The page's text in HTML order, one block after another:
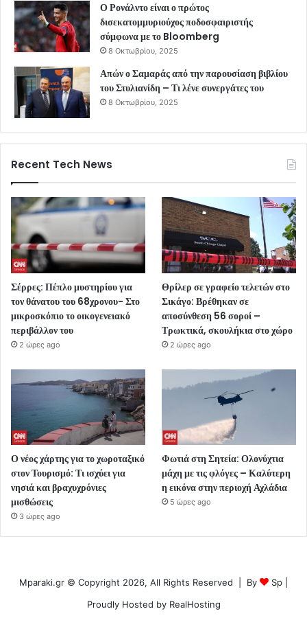
Ο Ρονάλντο είναι ο πρώτος
δισεκατομμυριούχος ποδοσφαιριστής
σύμφωνα με το Bloomberg
8 Οκτωβρίου, 2025
Απών ο Σαμαράς από την παρουσίαση βιβλίου
του Στυλιανίδη – Τι λένε συνεργάτες του
8 Οκτωβρίου, 2025
Recent Tech News
Σέρρες: Πέπλο μυστηρίου για
τον θάνατου του 68χρονου- Στο
μικροσκόπιο το οικογενειακό
περιβάλλον του
2 ώρες ago
Θρίλερ σε γραφείο τελετών στο
Σικάγο: Βρέθηκαν σε
αποσύνθεση 56 σοροί –
Τρωκτικά, σκουλήκια στο χώρο
2 ώρες ago
Ο νέος χάρτης για το χωροταξικό
στον Τουρισμό: Τι ισχύει για
νησιά και βραχυχρόνιες
μισθώσεις
3 ώρες ago
Φωτιά στη Σητεία: Ολονύχτια
μάχη με τις φλόγες – Καλύτερη
η εικόνα στην περιοχή Αχλάδια
5 ώρες ago
Mparaki.gr © Copyright 2026, All Rights Reserved | By Sp
Proudly Hosted by RealHosting